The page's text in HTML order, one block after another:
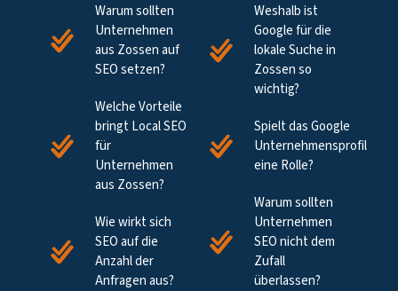
Warum sollten
Unternehmen
aus Zossen auf
SEO setzen?
Welche Vorteile
bringt Local SEO
für
Unternehmen
aus Zossen?
Wie wirkt sich
SEO auf die
Anzahl der
Anfragen aus?
Weshalb ist
Google für die
lokale Suche in
Zossen so
wichtig?
Spielt das Google
Unternehmensprofil
eine Rolle?
Warum sollten
Unternehmen
SEO nicht dem
Zufall
überlassen?